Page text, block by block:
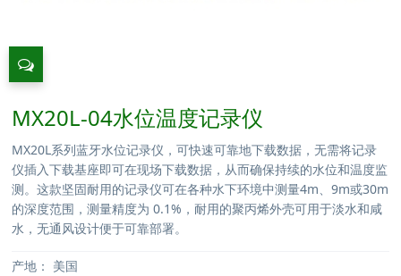
MX20L-04水位温度记录仪
MX20L系列蓝牙水位记录仪，可快速可靠地下载数据，无需将记录
仪插入下载基座即可在现场下载数据，从而确保持续的水位和温度监
测。这款坚固耐用的记录仪可在各种水下环境中测量4m、9m或30m
的深度范围，测量精度为 0.1%，耐用的聚丙烯外壳可用于淡水和咸
水，无通风设计便于可靠部署。
产地： 美国